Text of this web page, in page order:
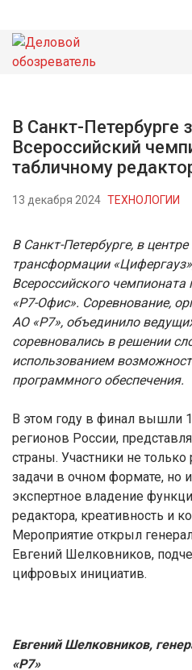
НОВОСТИ
В Санкт-Петербурге
Всероссийский
табличному
13 декабря 2024 ТЕХНОЛОГИИ
В Санкт-Петербурге, в
трансформации
Всероссийского
«Р7-Офис». Соревнование,
АО «Р7», объединило
соревновались в решении
использованием
программного обеспечения.
В этом году в финал вышли
регионов России,
страны. Участники не
задачи в очном формате, но
экспертное владение
редактора, креативность и
Мероприятие открыл
Евгений Шелковников,
цифровых инициатив.
Евгений Шелковников,
«Р7»